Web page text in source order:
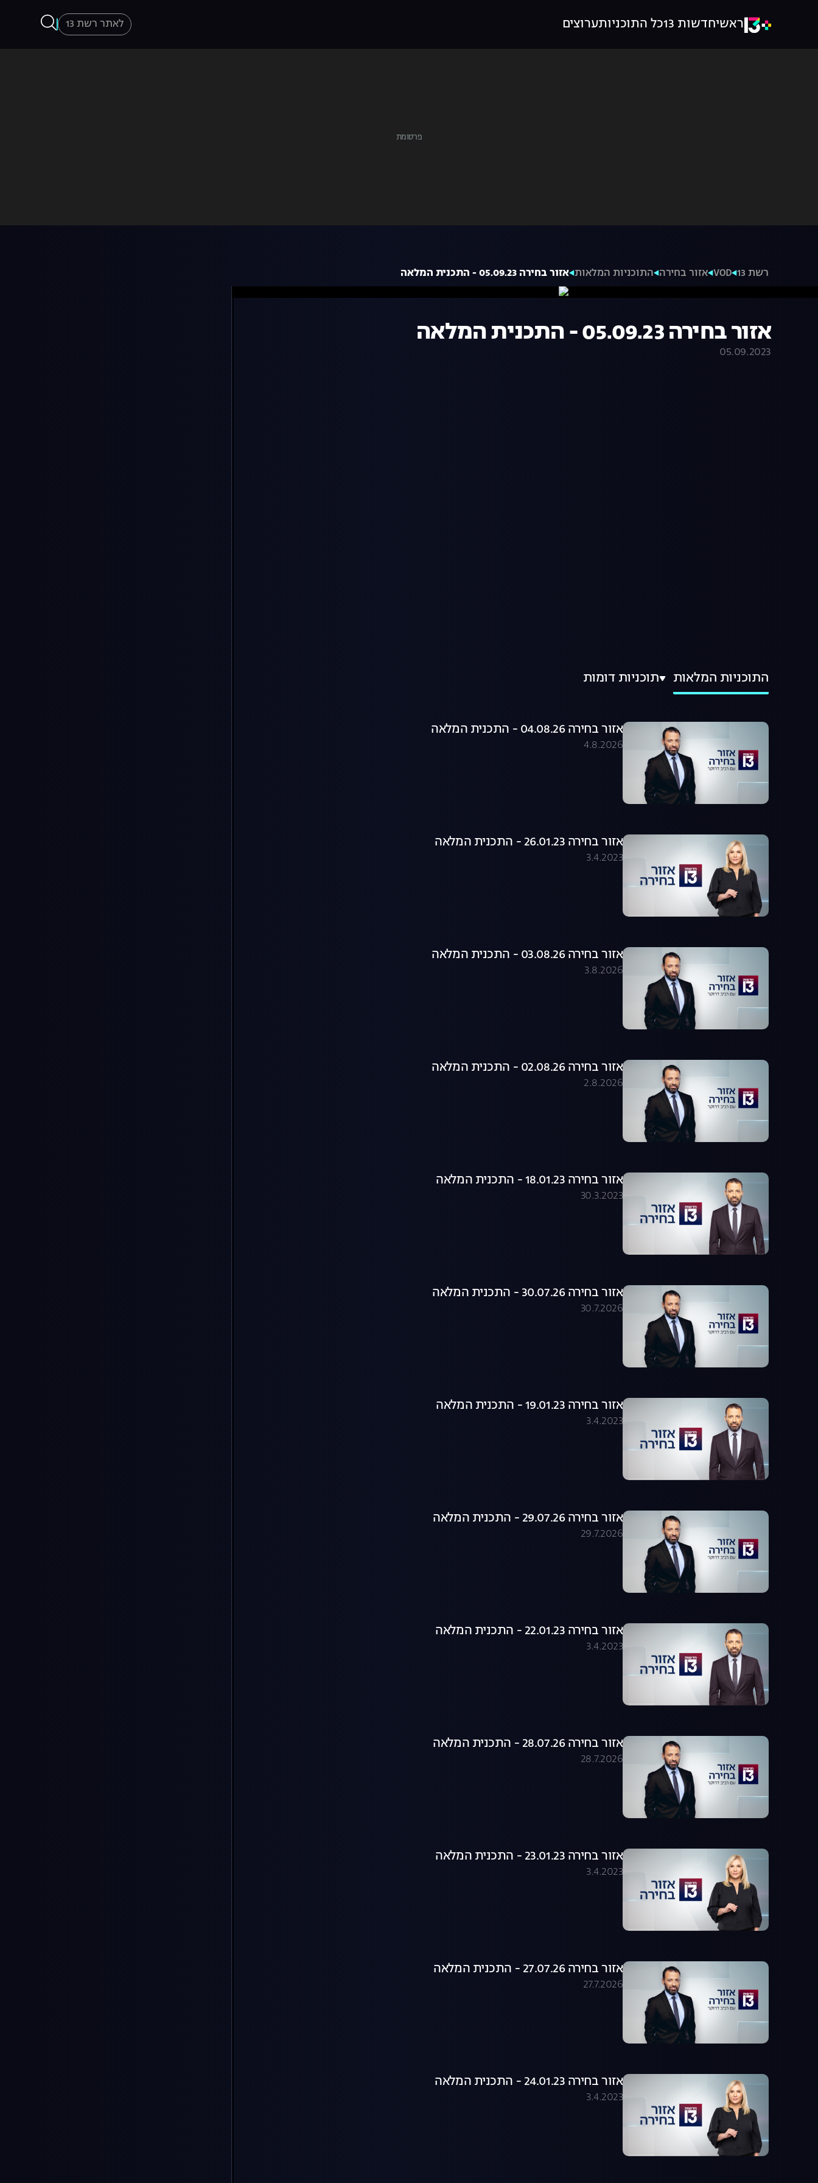
ראשיחדשות 13 כל התוכניותערוצים לאתר רשת 13
רשת 13 VOD אזור בחירה התוכניות המלאות אזור בחירה 05.09.23 - התכנית המלאה
אזור בחירה 05.09.23 - התכנית המלאה
05.09.2023
התוכניות המלאות תוכניות דומות
אזור בחירה 04.08.26 - התכנית המלאה
4.8.2026
אזור בחירה 26.01.23 - התכנית המלאה
3.4.2023
אזור בחירה 03.08.26 - התכנית המלאה
3.8.2026
אזור בחירה 02.08.26 - התכנית המלאה
2.8.2026
אזור בחירה 18.01.23 - התכנית המלאה
30.3.2023
אזור בחירה 30.07.26 - התכנית המלאה
30.7.2026
אזור בחירה 19.01.23 - התכנית המלאה
3.4.2023
אזור בחירה 29.07.26 - התכנית המלאה
29.7.2026
אזור בחירה 22.01.23 - התכנית המלאה
3.4.2023
אזור בחירה 28.07.26 - התכנית המלאה
28.7.2026
אזור בחירה 23.01.23 - התכנית המלאה
3.4.2023
אזור בחירה 27.07.26 - התכנית המלאה
27.7.2026
אזור בחירה 24.01.23 - התכנית המלאה
3.4.2023